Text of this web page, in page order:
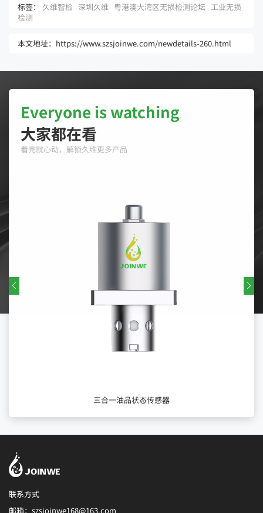
标签： 久维智检 深圳久维 粤港澳大湾区无损检测论坛 工业无损
检测
本文地址：https://www.szsjoinwe.com/newdetails-260.html
Everyone is watching
大家都在看
看完就心动，解锁久维更多产品
三合一油品状态传感器
联系方式
邮箱：szsjoinwe168@163.com